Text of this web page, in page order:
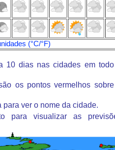
(°C/°F)
10 dias nas cidades em
os pontos vermelhos
para ver o nome da cidade.
para visualizar as